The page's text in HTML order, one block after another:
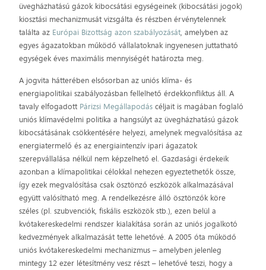
üvegházhatású gázok kibocsátási egységeinek (kibocsátási jogok)
kiosztási mechanizmusát vizsgálta és részben érvénytelennek
találta az Európai Bizottság azon szabályozását, amelyben az
egyes ágazatokban működő vállalatoknak ingyenesen juttatható
egységek éves maximális mennyiségét határozta meg.
A jogvita hátterében elsősorban az uniós klíma- és
energiapolitikai szabályozásban fellelhető érdekkonfliktus áll. A
tavaly elfogadott Párizsi Megállapodás céljait is magában foglaló
uniós klímavédelmi politika a hangsúlyt az üvegházhatású gázok
kibocsátásának csökkentésére helyezi, amelynek megvalósítása az
energiatermelő és az energiaintenzív ipari ágazatok
szerepvállalása nélkül nem képzelhető el. Gazdasági érdekeik
azonban a klímapolitikai célokkal nehezen egyeztethetők össze,
így ezek megvalósítása csak ösztönző eszközök alkalmazásával
együtt valósítható meg. A rendelkezésre álló ösztönzők köre
széles (pl. szubvenciók, fiskális eszközök stb.), ezen belül a
kvótakereskedelmi rendszer kialakítása során az uniós jogalkotó
kedvezmények alkalmazását tette lehetővé. A 2005 óta működő
uniós kvótakereskedelmi mechanizmus – amelyben jelenleg
mintegy 12 ezer létesítmény vesz részt – lehetővé teszi, hogy a